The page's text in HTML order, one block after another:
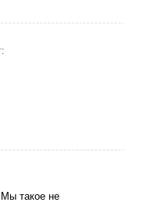
такое не